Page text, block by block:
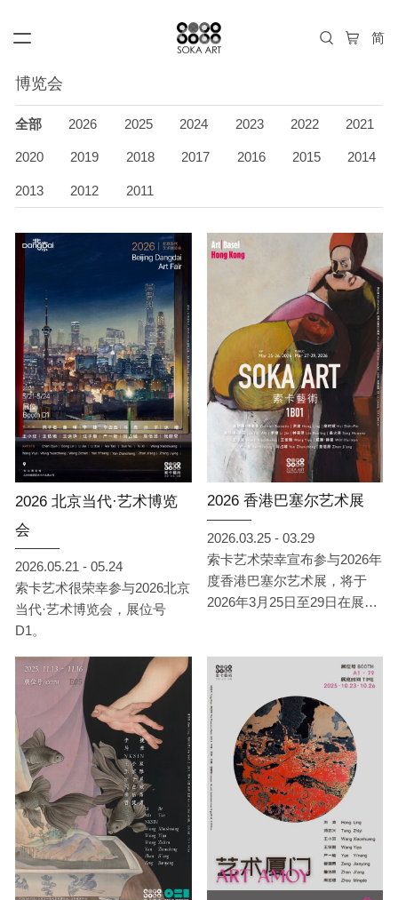
博览会
全部 2026 2025 2024 2023 2022 2021
2020 2019 2018 2017 2016 2015 2014
2013 2012 2011
2026 北京当代·艺术博览
会
2026.05.21 - 05.24
索卡艺术很荣幸参与2026北京
当代·艺术博览会，展位号
D1。
2026 香港巴塞尔艺术展
2026.03.25 - 03.29
索卡艺术荣幸宣布参与2026年
度香港巴塞尔艺术展，将于
2026年3月25日至29日在展位